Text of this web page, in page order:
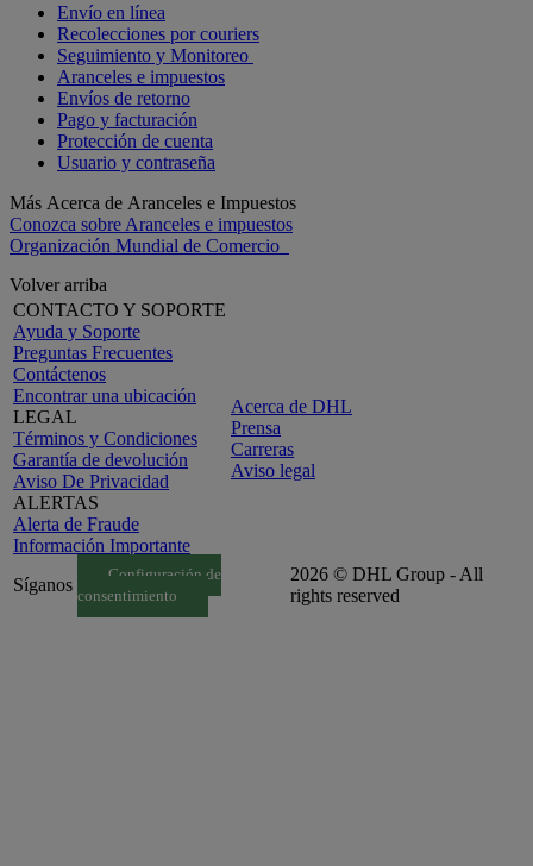
Envío en línea
Recolecciones por couriers
Seguimiento y Monitoreo
Aranceles e impuestos
Envíos de retorno
Pago y facturación
Protección de cuenta
Usuario y contraseña
Más Acerca de Aranceles e Impuestos
Conozca sobre Aranceles e impuestos
Organización Mundial de Comercio
Volver arriba
CONTACTO Y SOPORTE
Ayuda y Soporte
Preguntas Frecuentes
Contáctenos
Encontrar una ubicación
LEGAL
Términos y Condiciones
Garantía de devolución
Aviso De Privacidad
ALERTAS
Alerta de Fraude
Información Importante
Acerca de DHL
Prensa
Carreras
Aviso legal
Síganos
Configuración de
consentimiento
2026 © DHL Group - All
rights reserved